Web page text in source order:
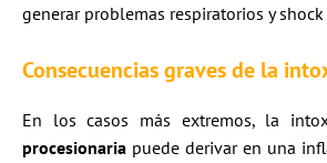
generar problemas respiratorios y
Consecuencias graves de la
En los casos más extremos, la
procesionaria puede derivar en una